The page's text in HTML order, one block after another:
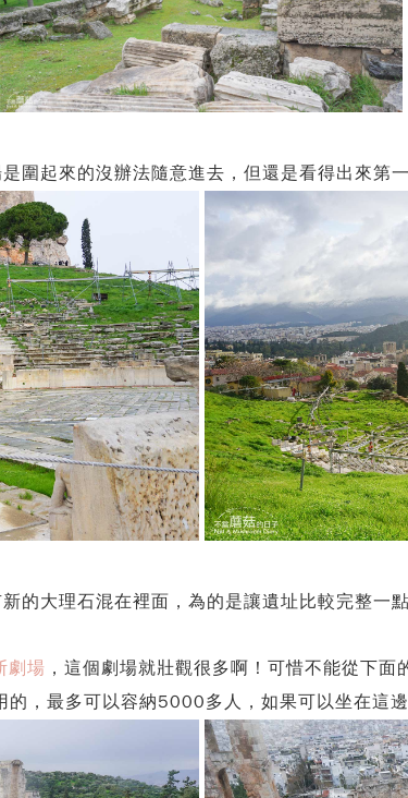
圍起來的沒辦法隨意進去，但還是看得出來第
的大理石混在裡面，為的是讓遺址比較完整一
劇場 ，這個劇場就壯觀很多啊！可惜不能從下
，最多可以容納5000多人，如果可以坐在這